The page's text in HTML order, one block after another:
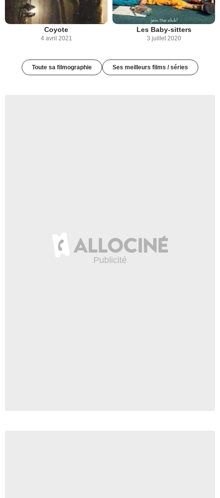
Coyote
4 avril 2021
Les Baby-sitters
3 juillet 2020
Toute sa filmographie Ses meilleurs films / séries